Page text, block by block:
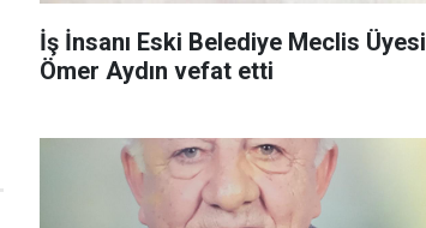
İş İnsanı Eski Belediye Meclis Üyesi
Ömer Aydın vefat etti